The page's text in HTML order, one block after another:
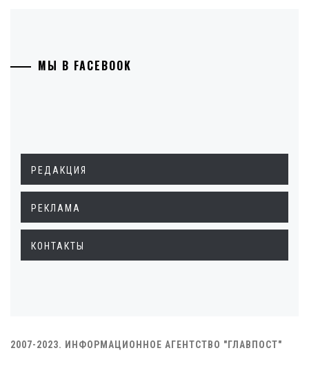
МЫ В FACEBOOK
РЕДАКЦИЯ
РЕКЛАМА
КОНТАКТЫ
2007-2023. ИНФОРМАЦИОННОЕ АГЕНТСТВО "ГЛАВПОСТ"